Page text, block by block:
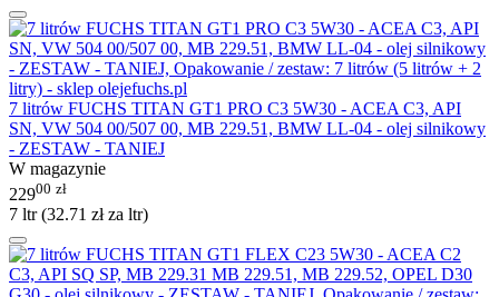
7 litrów FUCHS TITAN GT1 PRO C3 5W30 - ACEA C3, API
SN, VW 504 00/507 00, MB 229.51, BMW LL-04 - olej silnikowy
- ZESTAW - TANIEJ
W magazynie
22900 zł
7 ltr (32.71 złza ltr)